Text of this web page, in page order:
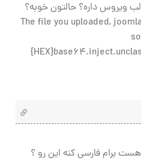
ویروس داره؟ حالتون خوبه؟
The file you uploaded,
برام فارسی کنه این رو ؟